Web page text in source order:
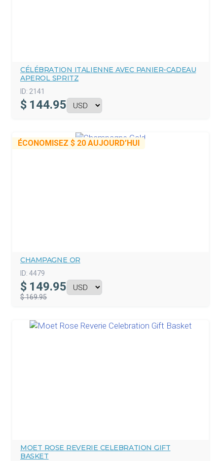
CÉLÉBRATION ITALIENNE AVEC PANIER-CADEAU
APEROL SPRITZ
ID: 2141
$ 144.95
ÉCONOMISEZ $ 20 AUJOURD’HUI
CHAMPAGNE OR
ID: 4479
$ 149.95
$ 169.95
MOET ROSE REVERIE CELEBRATION GIFT
BASKET